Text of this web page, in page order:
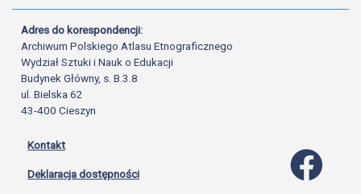
Adres do korespondencji:
Archiwum Polskiego Atlasu Etnograficznego
Wydział Sztuki i Nauk o Edukacji
Budynek Główny, s. B.3.8
ul. Bielska 62
43-400 Cieszyn
Kontakt
Deklaracja dostępności